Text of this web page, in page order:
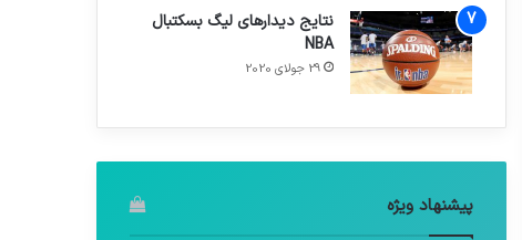
نتایج دیدار‌های لیگ بسکتبال
NBA
29 جولای 2020
پیشنهاد ویژه